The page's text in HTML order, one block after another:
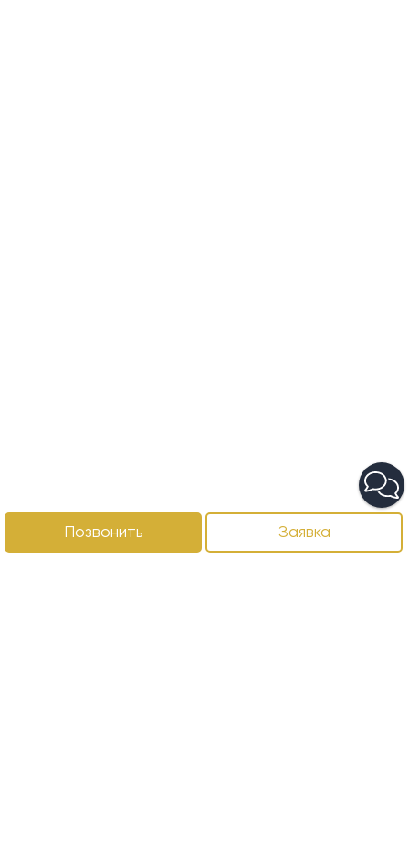
Позвонить Заявка